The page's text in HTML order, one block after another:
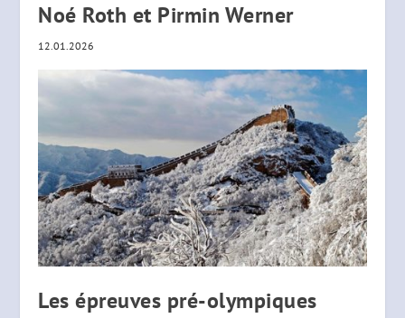
Noé Roth et Pirmin Werner
12.01.2026
Les épreuves pré-olympiques